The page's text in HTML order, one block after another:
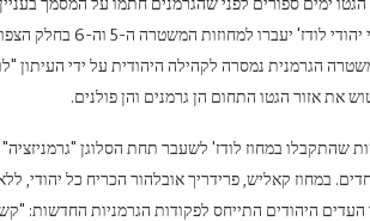
המשטרה יוהנס שפר.
הגרמנית נמסרה לקהילה היהודית על ידי העיתון
במחוז קאליש, פרידריך אובלהור הכריח כל יהודי,
היהודים התייחס לפקודות הגרמניות החדשות: